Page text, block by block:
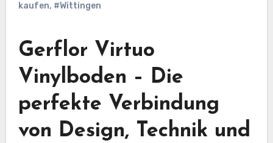
kaufen, #Wittingen
Gerflor Virtuo
Vinylboden – Die
perfekte Verbindung
von Design, Technik und